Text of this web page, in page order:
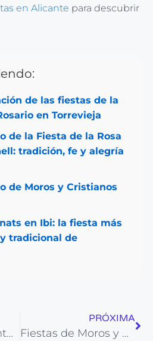
en Alicante para descubrir
de las fiestas de la
en Torrevieja
de la Fiesta de la Rosa
tradición, fe y alegría
de Moros y Cristianos
en Ibi: la fiesta más
tradicional de
Romería de la Santa Faz en Alicante 2026: La peregrinación alicantina más multitudinaria
PRÓXIMA
Fiestas de Moros y Cristianos de Petrer: Actos, Desfiles y Devoción